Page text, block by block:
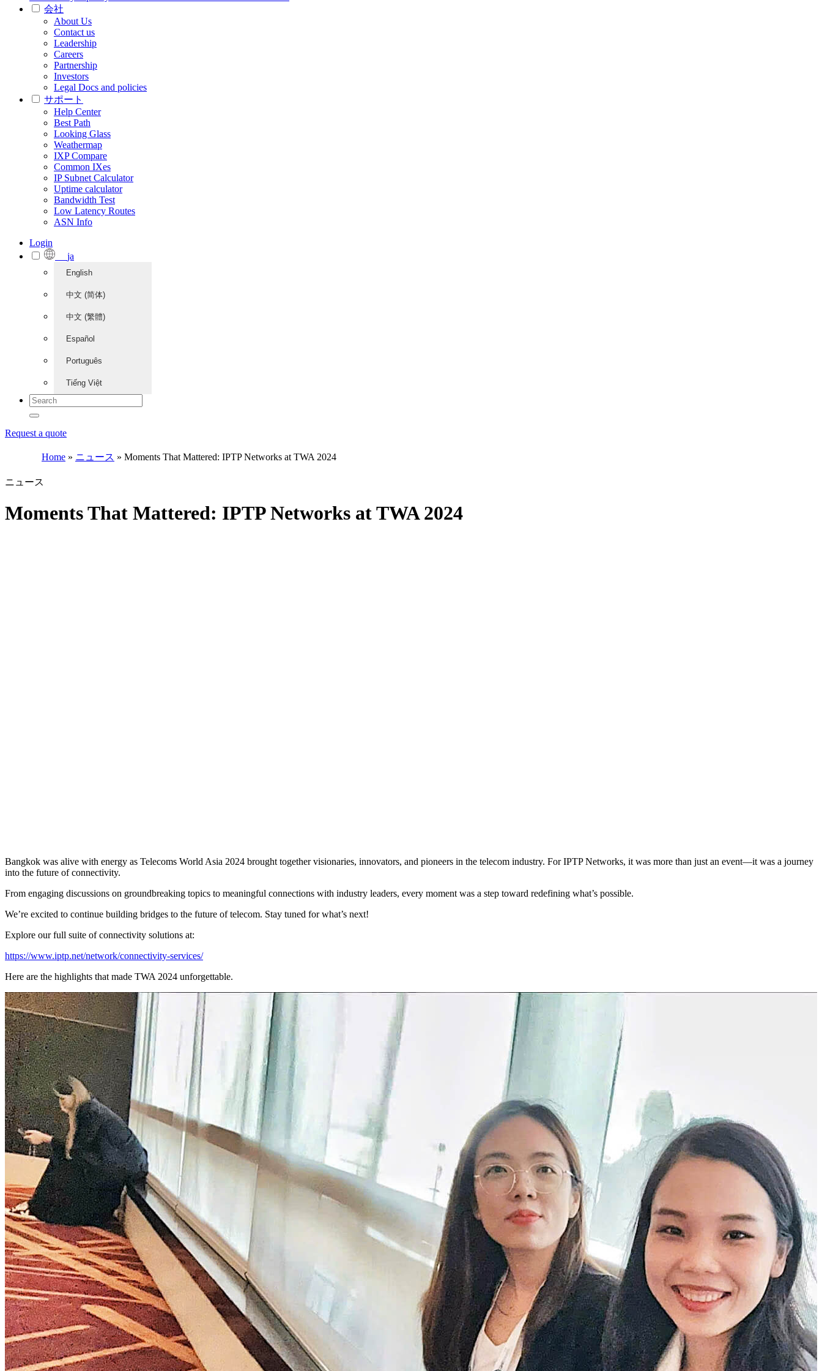
会社
About Us
Contact us
Leadership
Careers
Partnership
Investors
Legal Docs and policies
サポート
Help Center
Best Path
Looking Glass
Weathermap
IXP Compare
Common IXes
IP Subnet Calculator
Uptime calculator
Bandwidth Test
Low Latency Routes
ASN Info
Login
ja
English
中文 (简体)
中文 (繁體)
Español
Português
Tiếng Việt
Request a quote
Home » ニュース » Moments That Mattered: IPTP Networks at TWA 2024
ニュース
Moments That Mattered: IPTP Networks at TWA 2024
Bangkok was alive with energy as Telecoms World Asia 2024 brought together visionaries, innovators, and pioneers in the telecom industry. For IPTP Networks, it was more than just an event—it was a journey
into the future of connectivity.
From engaging discussions on groundbreaking topics to meaningful connections with industry leaders, every moment was a step toward redefining what’s possible.
We’re excited to continue building bridges to the future of telecom. Stay tuned for what’s next!
Explore our full suite of connectivity solutions at:
https://www.iptp.net/network/connectivity-services/
Here are the highlights that made TWA 2024 unforgettable.